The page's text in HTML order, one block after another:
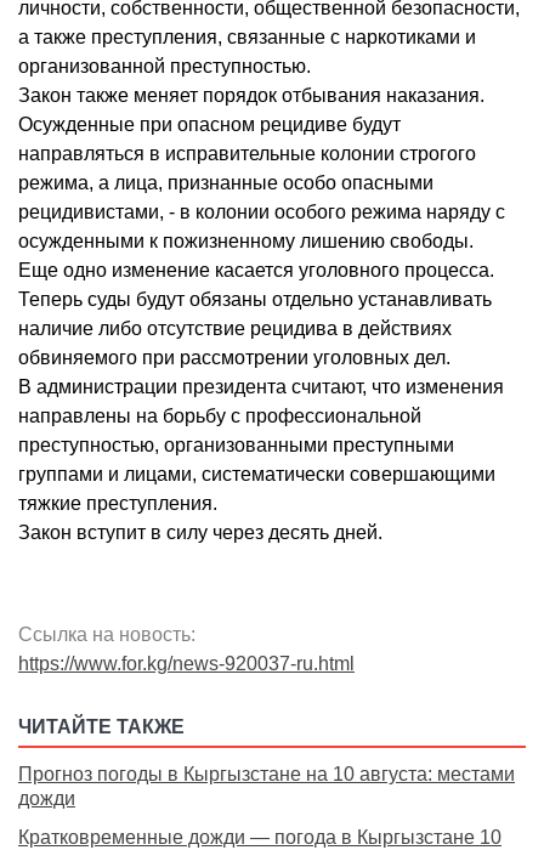
личности, собственности, общественной безопасности,
а также преступления, связанные с наркотиками и
организованной преступностью.
Закон также меняет порядок отбывания наказания.
Осужденные при опасном рецидиве будут
направляться в исправительные колонии строгого
режима, а лица, признанные особо опасными
рецидивистами, - в колонии особого режима наряду с
осужденными к пожизненному лишению свободы.
Еще одно изменение касается уголовного процесса.
Теперь суды будут обязаны отдельно устанавливать
наличие либо отсутствие рецидива в действиях
обвиняемого при рассмотрении уголовных дел.
В администрации президента считают, что изменения
направлены на борьбу с профессиональной
преступностью, организованными преступными
группами и лицами, систематически совершающими
тяжкие преступления.
Закон вступит в силу через десять дней.
Ссылка на новость:
https://www.for.kg/news-920037-ru.html
ЧИТАЙТЕ ТАКЖЕ
Прогноз погоды в Кыргызстане на 10 августа: местами
дожди
Кратковременные дожди — погода в Кыргызстане 10